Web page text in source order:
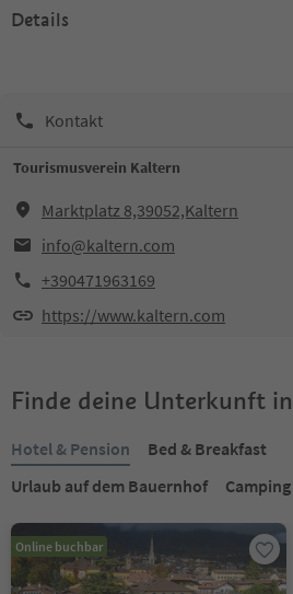
Details
Kontakt
Tourismusverein Kaltern
Marktplatz 8,39052,Kaltern
info@kaltern.com
+390471963169
https://www.kaltern.com
Finde deine Unterkunft
Hotel & Pension
Bed & Breakfast
Urlaub auf dem Bauernhof
Camping
Online buchbar